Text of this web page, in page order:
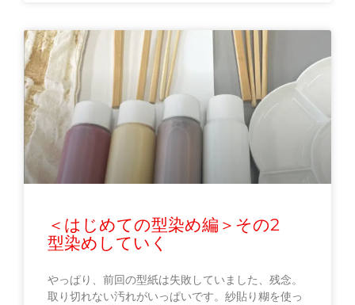
＜はじめての型染め編＞その2
型染めしていく
やっぱり、前回の型紙は失敗していました、残念。
取り切れない汚れがいっぱいです。紗貼り糊を使っ